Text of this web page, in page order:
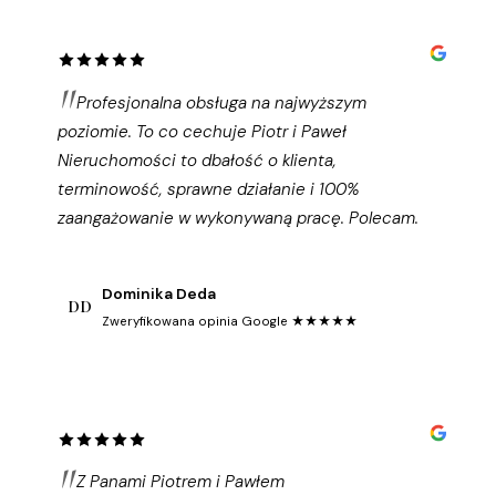
Profesjonalna obsługa na najwyższym
poziomie. To co cechuje Piotr i Paweł
Nieruchomości to dbałość o klienta,
terminowość, sprawne działanie i 100%
zaangażowanie w wykonywaną pracę. Polecam.
DD
Dominika Deda
Zweryfikowana opinia Google ★★★★★
Z Panami Piotrem i Pawłem